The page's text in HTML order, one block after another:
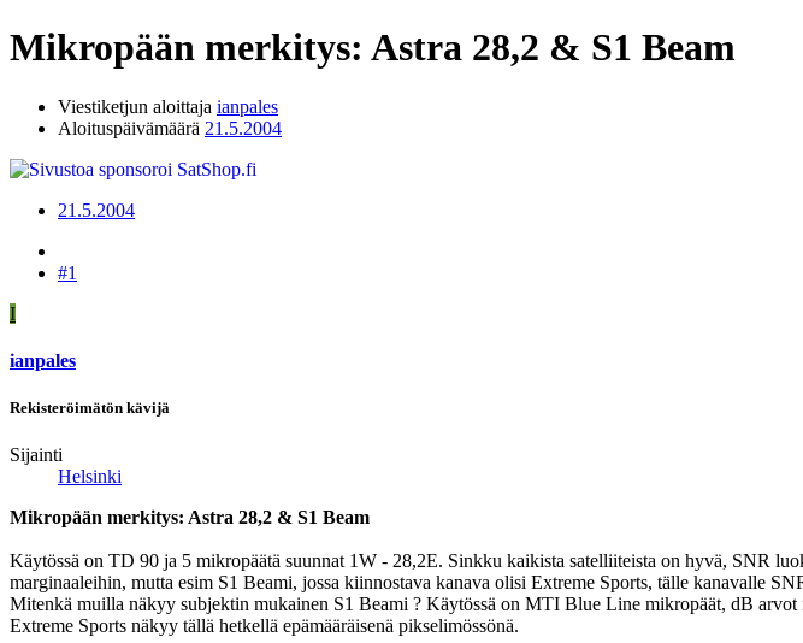
Mikropään merkitys: Astra 28,2 & S1 Beam
Viestiketjun aloittaja ianpales
Aloituspäivämäärä 21.5.2004
21.5.2004
#1
I
ianpales
Rekisteröimätön kävijä
Sijainti
Helsinki
Mikropään merkitys: Astra 28,2 & S1 Beam
Käytössä on TD 90 ja 5 mikropäätä suunnat 1W - 28,2E. Sinkku kaikista satelliiteista on hyvä, SNR
marginaaleihin, mutta esim S1 Beami, jossa kiinnostava kanava olisi Extreme Sports, tälle kanavalle
Mitenkä muilla näkyy subjektin mukainen S1 Beami ? Käytössä on MTI Blue Line mikropäät, dB
Extreme Sports näkyy tällä hetkellä epämääräisenä pikselimössönä.